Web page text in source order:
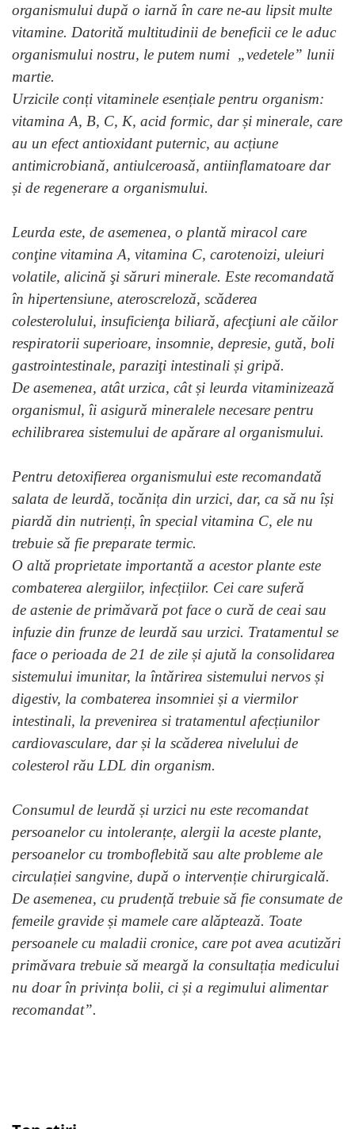
organismului după o iarnă în care ne-au lipsit multe
vitamine. Datorită multitudinii de beneficii ce le aduc
organismului nostru, le putem numi „vedetele” lunii
martie.
Urzicile conți vitaminele esențiale pentru organism:
vitamina A, B, C, K, acid formic, dar și minerale, care
au un efect antioxidant puternic, au acțiune
antimicrobiană, antiulceroasă, antiinflamatoare dar
și de regenerare a organismului.
Leurda este, de asemenea, o plantă miracol care
conţine vitamina A, vitamina C, carotenoizi, uleiuri
volatile, alicină şi săruri minerale. Este recomandată
în hipertensiune, ateroscreloză, scăderea
colesterolului, insuficienţa biliară, afecţiuni ale căilor
respiratorii superioare, insomnie, depresie, gută, boli
gastrointestinale, paraziţi intestinali și gripă.
De asemenea, atât urzica, cât și leurda vitaminizează
organismul, îi asigură mineralele necesare pentru
echilibrarea sistemului de apărare al organismului.
Pentru detoxifierea organismului este recomandată
salata de leurdă, tocănița din urzici, dar, ca să nu își
piardă din nutrienți, în special vitamina C, ele nu
trebuie să fie preparate termic.
O altă proprietate importantă a acestor plante este
combaterea alergiilor, infecțiilor. Cei care suferă
de astenie de primăvară pot face o cură de ceai sau
infuzie din frunze de leurdă sau urzici. Tratamentul se
face o perioada de 21 de zile și ajută la consolidarea
sistemului imunitar, la întărirea sistemului nervos și
digestiv, la combaterea insomniei și a viermilor
intestinali, la prevenirea si tratamentul afecțiunilor
cardiovasculare, dar și la scăderea nivelului de
colesterol rău LDL din organism.
Consumul de leurdă și urzici nu este recomandat
persoanelor cu intoleranțe, alergii la aceste plante,
persoanelor cu tromboflebită sau alte probleme ale
circulației sangvine, după o intervenție chirurgicală.
De asemenea, cu prudență trebuie să fie consumate de
femeile gravide și mamele care alăptează. Toate
persoanele cu maladii cronice, care pot avea acutizări
primăvara trebuie să meargă la consultația medicului
nu doar în privința bolii, ci și a regimului alimentar
recomandat”.